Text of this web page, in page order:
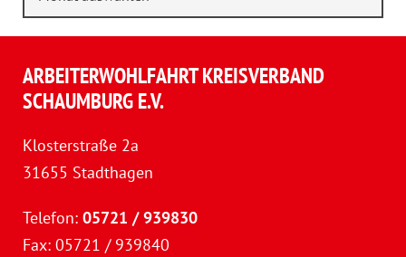
ARBEITERWOHLFAHRT KREISVERBAND
SCHAUMBURG E.V.
Klosterstraße 2a
31655 Stadthagen
Telefon: 05721 / 939830
Fax: 05721 / 939840